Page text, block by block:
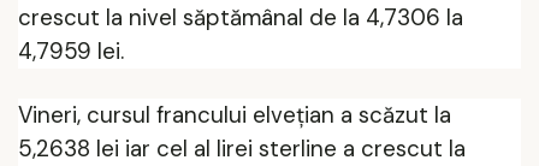
crescut la nivel săptămânal de la 4,7306 la
4,7959 lei.
Vineri, cursul francului elvețian a scăzut la
5,2638 lei iar cel al lirei sterline a crescut la